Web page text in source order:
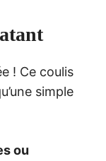
! Ce coulis
simple
ou